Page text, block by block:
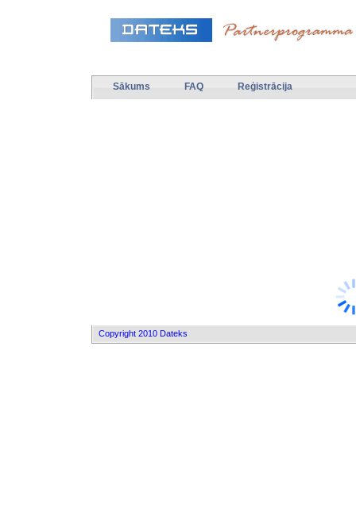
Sākums FAQ Reģistrācija
Copyright 2010 Dateks